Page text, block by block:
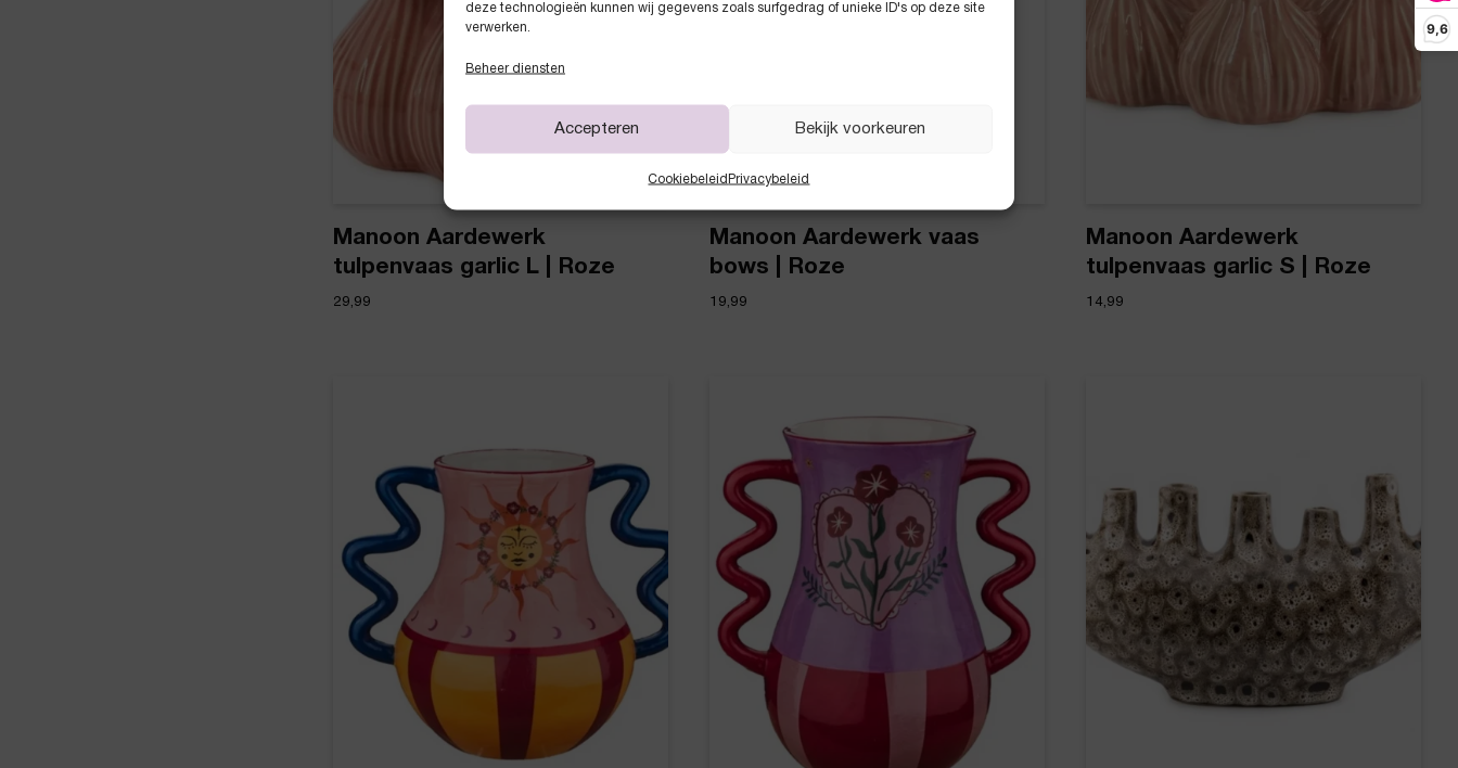
9,6
deze technologieën kunnen wij gegevens zoals surfgedrag of unieke ID's op deze site
verwerken.
Beheer diensten
Accepteren Bekijk voorkeuren
Cookiebeleid Privacybeleid
Manoon Aardewerk
tulpenvaas garlic L | Roze
29,99
Manoon Aardewerk vaas
bows | Roze
19,99
Manoon Aardewerk
tulpenvaas garlic S | Roze
14,99